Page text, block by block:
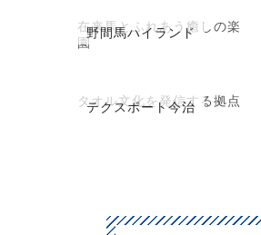
野間馬ハイランド
在来馬とふれあう癒しの楽
園
テクスポート今治
タオル文化を発信する拠点